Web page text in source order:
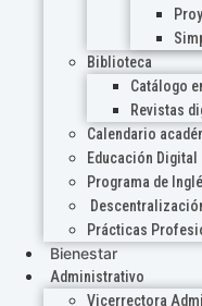
Biblioteca
Catálogo
Revistas
Calendario
Educación Digital
Programa de
Prácticas
Bienestar
Administrativo
Vicerrectora